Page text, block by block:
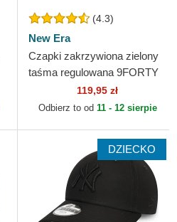
(4.3)
New Era
Czapki zakrzywiona zielony
taśma regulowana 9FORTY
Outline New York Yankees
MLB New Era
119,95 zł
Odbierz to od 11 - 12 sierpie
DZIECKO